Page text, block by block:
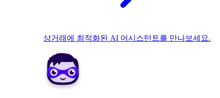
상거래에 최적화된 AI 어시스턴트를 만나보세요.